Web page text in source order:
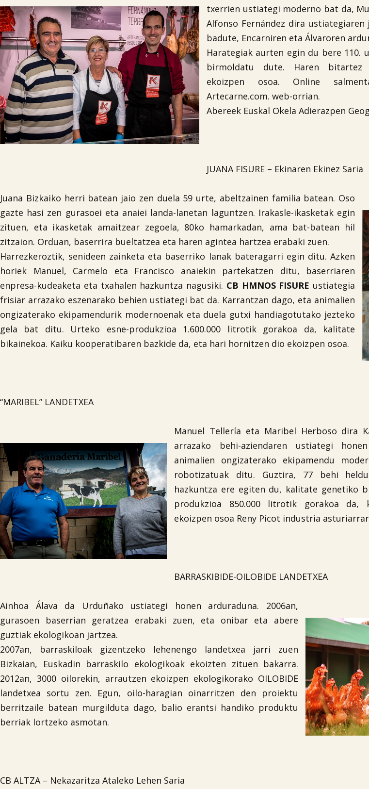
txerrien ustiategi moderno bat da,
Alfonso Fernández dira
badute, Encarniren eta Álvaroren
Harategiak aurten egin du bere 110.
birmoldatu dute. Haren bitartez
ekoizpen osoa. Online
Artecarne.com. web-orrian.
Abereek Euskal Okela Adierazpen
JUANA FISURE – Ekinaren Ekinez Saria
Juana Bizkaiko herri batean jaio zen duela 59 urte, abeltzainen familia batean. Oso
gazte hasi zen gurasoei eta anaiei landa-lanetan laguntzen. Irakasle-ikasketak egin
zituen, eta ikasketak amaitzear zegoela, 80ko hamarkadan, ama bat-batean hil
zitzaion. Orduan, baserrira bueltatzea eta haren agintea hartzea erabaki zuen.
Harrezkeroztik, senideen zainketa eta baserriko lanak bateragarri egin ditu. Azken
horiek Manuel, Carmelo eta Francisco anaiekin partekatzen ditu, baserriaren
enpresa-kudeaketa eta txahalen hazkuntza nagusiki. CB HMNOS FISURE ustiategia
frisiar arrazako eszenarako behien ustiategi bat da. Karrantzan dago, eta animalien
ongizaterako ekipamendurik modernoenak eta duela gutxi handiagotutako jezteko
gela bat ditu. Urteko esne-produkzioa 1.600.000 litrotik gorakoa da, kalitate
bikainekoa. Kaiku kooperatibaren bazkide da, eta hari hornitzen dio ekoizpen osoa.
“MARIBEL” LANDETXEA
Manuel Tellería eta Maribel Herboso dira
arrazako behi-aziendaren ustiategi
animalien ongizaterako ekipamendu
robotizatuak ditu. Guztira, 77 behi
hazkuntza ere egiten du, kalitate genetiko
produkzioa 850.000 litrotik gorakoa da,
ekoizpen osoa Reny Picot industria
BARRASKIBIDE-OILOBIDE LANDETXEA
Ainhoa Álava da Urduñako ustiategi honen arduraduna. 2006an,
gurasoen baserrian geratzea erabaki zuen, eta onibar eta abere
guztiak ekologikoan jartzea.
2007an, barraskiloak gizentzeko lehenengo landetxea jarri zuen
Bizkaian, Euskadin barraskilo ekologikoak ekoizten zituen bakarra.
2012an, 3000 oilorekin, arrautzen ekoizpen ekologikorako OILOBIDE
landetxea sortu zen. Egun, oilo-haragian oinarritzen den proiektu
berritzaile batean murgilduta dago, balio erantsi handiko produktu
berriak lortzeko asmotan.
CB ALTZA – Nekazaritza Ataleko Lehen Saria